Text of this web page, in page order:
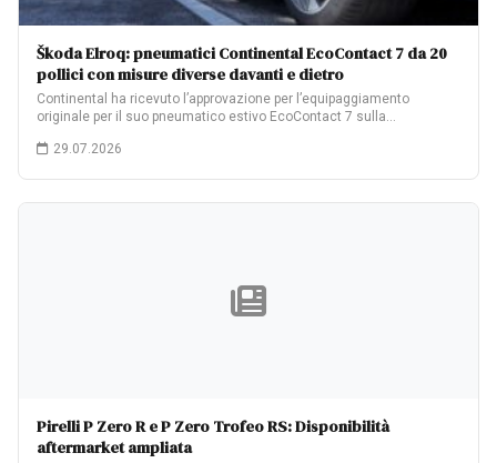
Škoda Elroq: pneumatici Continental EcoContact 7 da 20
pollici con misure diverse davanti e dietro
Continental ha ricevuto l’approvazione per l’equipaggiamento
originale per il suo pneumatico estivo EcoContact 7 sulla…
29.07.2026
Pirelli P Zero R e P Zero Trofeo RS: Disponibilità
aftermarket ampliata